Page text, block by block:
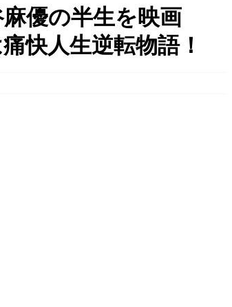
優の半生を映画
快人生逆転物語！